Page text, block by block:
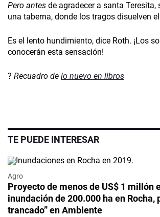
Pero antes de agradecer a santa Teresita,
una taberna, donde los tragos disuelven
Es el lento hundimiento, dice Roth. ¡Los
conocerán esta sensación!
? Recuadro de lo nuevo en libros
TE PUEDE INTERESAR
Agro
Proyecto de menos de US$ 1 millón
inundación de 200.000 ha en Rocha,
trancado” en Ambiente